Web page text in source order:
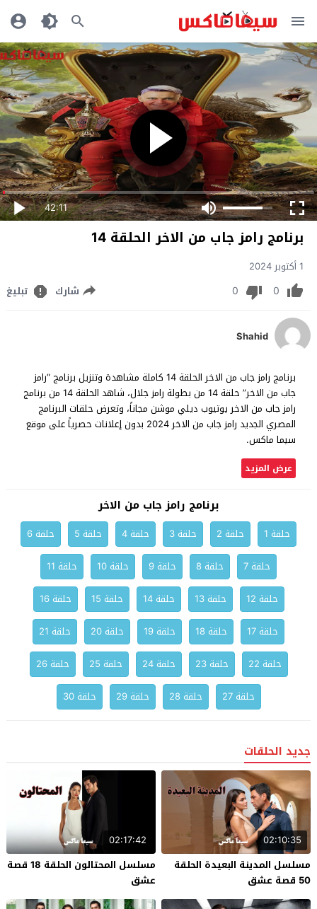
42:11
ﺑﺮﻧﺎﻣﺞ رامز جاب من الاخر الحلقة 14
1 أكتوبر 2024
0
0 شارك تبليغ
Shahid
ﺑﺮﻧﺎﻣﺞ رامز جاب من الاخر الحلقة 14 كاملة مشاهدة وتنزيل ﺑﺮﻧﺎﻣﺞ “رامز
جاب من الاخر” حلقة 14 من بطولة رامز جلال، شاهد الحلقة 14 من ﺑﺮﻧﺎﻣﺞ
رامز جاب من الاخر يوتيوب ديلي موشن مجاناً، وتعرض حلقات البرنامج
المصري الجديد رامز جاب من الاخر 2024 بدون إعلانات حصرياً على موقع
سيما ماكس.
عرض المزيد
ﺑﺮﻧﺎﻣﺞ رامز جاب من الاخر
حلقة 1 حلقة 2 حلقة 3 حلقة 4 حلقة 5
حلقة 6
حلقة 7
حلقة 8 حلقة 9 حلقة 10
حلقة 11
حلقة 12
حلقة 13 حلقة 14 حلقة 15
حلقة 16
حلقة 17
حلقة 18 حلقة 19 حلقة 20
حلقة 21
حلقة 22
حلقة 23 حلقة 24 حلقة 25
حلقة 26
حلقة 27
حلقة 28 حلقة 29 حلقة 30
جديد الحلقات
02:10:35
مسلسل المدينة البعيدة الحلقة
50 قصة عشق
02:17:42
مسلسل المحتالون الحلقة 18 قصة
عشق